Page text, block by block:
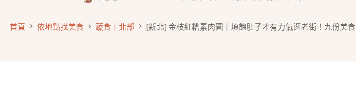
首頁 依地點找美食 蔬食｜北部 [新北] 金枝紅糟素肉圓｜填飽肚子才有力氣逛老街！九份美食